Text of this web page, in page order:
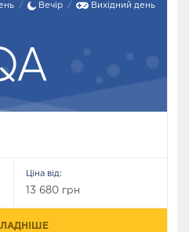
Вечір Вихідний день
Ціна від:
13 680 грн